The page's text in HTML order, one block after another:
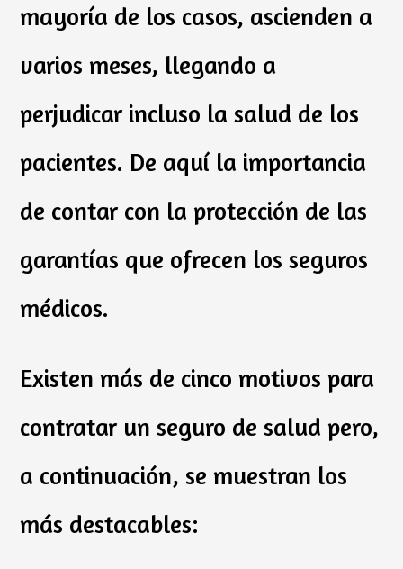
mayoría de los casos, ascienden a
varios meses, llegando a
perjudicar incluso la salud de los
pacientes. De aquí la importancia
de contar con la protección de las
garantías que ofrecen los seguros
médicos.
Existen más de cinco motivos para
contratar un seguro de salud pero,
a continuación, se muestran los
más destacables: